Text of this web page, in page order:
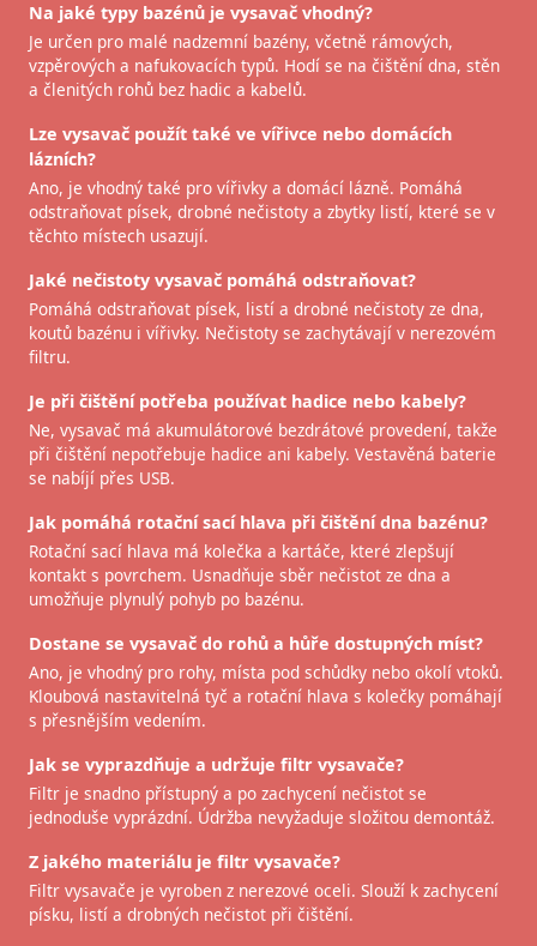
Na jaké typy bazénů je vysavač vhodný?
Je určen pro malé nadzemní bazény, včetně rámových,
vzpěrových a nafukovacích typů. Hodí se na čištění dna, stěn
a členitých rohů bez hadic a kabelů.
Lze vysavač použít také ve vířivce nebo domácích
lázních?
Ano, je vhodný také pro vířivky a domácí lázně. Pomáhá
odstraňovat písek, drobné nečistoty a zbytky listí, které se v
těchto místech usazují.
Jaké nečistoty vysavač pomáhá odstraňovat?
Pomáhá odstraňovat písek, listí a drobné nečistoty ze dna,
koutů bazénu i vířivky. Nečistoty se zachytávají v nerezovém
filtru.
Je při čištění potřeba používat hadice nebo kabely?
Ne, vysavač má akumulátorové bezdrátové provedení, takže
při čištění nepotřebuje hadice ani kabely. Vestavěná baterie
se nabíjí přes USB.
Jak pomáhá rotační sací hlava při čištění dna bazénu?
Rotační sací hlava má kolečka a kartáče, které zlepšují
kontakt s povrchem. Usnadňuje sběr nečistot ze dna a
umožňuje plynulý pohyb po bazénu.
Dostane se vysavač do rohů a hůře dostupných míst?
Ano, je vhodný pro rohy, místa pod schůdky nebo okolí vtoků.
Kloubová nastavitelná tyč a rotační hlava s kolečky pomáhají
s přesnějším vedením.
Jak se vyprazdňuje a udržuje filtr vysavače?
Filtr je snadno přístupný a po zachycení nečistot se
jednoduše vyprázdní. Údržba nevyžaduje složitou demontáž.
Z jakého materiálu je filtr vysavače?
Filtr vysavače je vyroben z nerezové oceli. Slouží k zachycení
písku, listí a drobných nečistot při čištění.